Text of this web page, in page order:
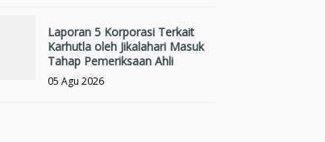
Laporan 5 Korporasi Terkait
Karhutla oleh Jikalahari Masuk
Tahap Pemeriksaan Ahli
05 Agu 2026